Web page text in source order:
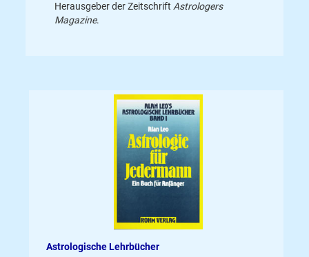
Herausgeber der Zeitschrift Astrologers
Magazine.
Astrologische Lehrbücher